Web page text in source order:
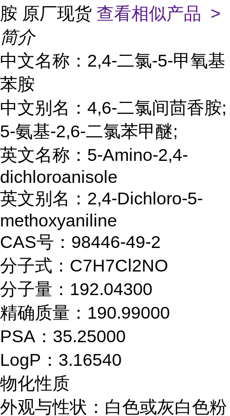
胺 原厂现货 查看相似产品 >
简介
中文名称：2,4-二氯-5-甲氧基
苯胺
中文别名：4,6-二氯间茴香胺;
5-氨基-2,6-二氯苯甲醚;
英文名称：5-Amino-2,4-
dichloroanisole
英文别名：2,4-Dichloro-5-
methoxyaniline
CAS号：98446-49-2
分子式：C7H7Cl2NO
分子量：192.04300
精确质量：190.99000
PSA：35.25000
LogP：3.16540
物化性质
外观与性状：白色或灰白色粉